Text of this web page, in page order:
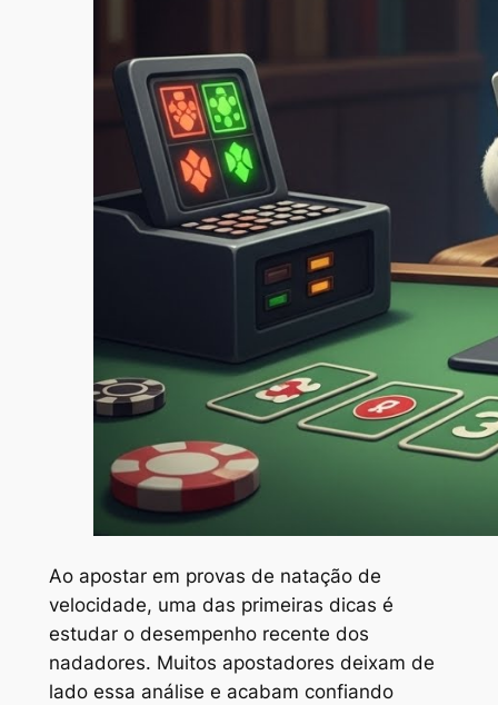
Ao apostar em provas de natação de
velocidade, uma das primeiras dicas é
estudar o desempenho recente dos
nadadores. Muitos apostadores deixam de
lado essa análise e acabam confiando